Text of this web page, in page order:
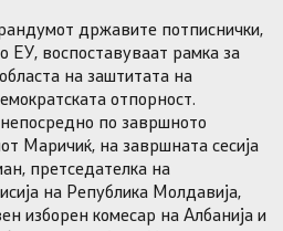
државите потписнички,
ЕУ, воспоставуваат рамка за
на заштитата на
отпорност.
по завршното
Маричиќ, на завршната сесија
претседателка на
на Република Молдавија,
изборен комесар на Албанија и